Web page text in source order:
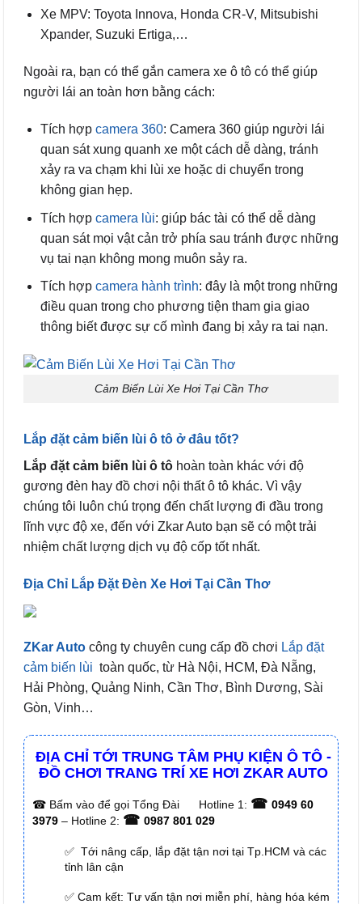
Xe MPV: Toyota Innova, Honda CR-V, Mitsubishi
Xpander, Suzuki Ertiga,…
Ngoài ra, bạn có thể gắn camera xe ô tô có thể giúp
người lái an toàn hơn bằng cách:
Tích hợp camera 360: Camera 360 giúp người lái
quan sát xung quanh xe một cách dễ dàng, tránh
xảy ra va chạm khi lùi xe hoặc di chuyển trong
không gian hẹp.
Tích hợp camera lùi: giúp bác tài có thể dễ dàng
quan sát mọi vật cản trở phía sau tránh được những
vụ tai nạn không mong muôn sảy ra.
Tích hợp camera hành trình: đây là một trong những
điều quan trong cho phương tiện tham gia giao
thông biết được sự cố mình đang bị xảy ra tai nạn.
Cảm Biến Lùi Xe Hơi Tại Cần Thơ
Lắp đặt cảm biến lùi ô tô ở đâu tốt?
Lắp đặt cảm biến lùi ô tô hoàn toàn khác với độ
gương đèn hay đồ chơi nội thất ô tô khác. Vì vậy
chúng tôi luôn chú trọng đến chất lượng đi đầu trong
lĩnh vực độ xe, đến với Zkar Auto bạn sẽ có một trải
nhiệm chất lượng dịch vụ độ cốp tốt nhất.
Địa Chỉ Lắp Đặt Đèn Xe Hơi Tại Cần Thơ
ZKar Auto công ty chuyên cung cấp đồ chơi Lắp đặt
cảm biến lùi toàn quốc, từ Hà Nội, HCM, Đà Nẵng,
Hải Phòng, Quảng Ninh, Cần Thơ, Bình Dương, Sài
Gòn, Vinh…
ĐỊA CHỈ TỚI TRUNG TÂM PHỤ KIỆN Ô TÔ -
ĐỒ CHƠI TRANG TRÍ XE HƠI ZKAR AUTO
☎ Bấm vào để gọi Tổng Đài Hotline 1: ☎ 0949 60
3979 – Hotline 2: ☎ 0987 801 029
✅ Tới nâng cấp, lắp đặt tận nơi tại Tp.HCM và các
tỉnh lân cận
✅ Cam kết: Tư vấn tận nơi miễn phí, hàng hóa kém